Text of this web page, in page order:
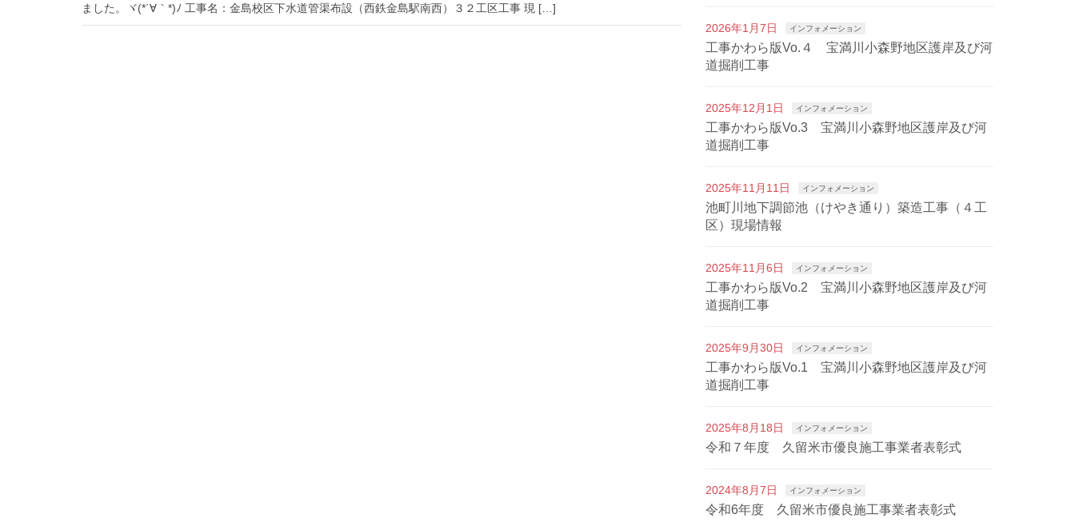
ました。ヾ(*´∀｀*)ﾉ 工事名：金島校区下水道管渠布設（西鉄金島駅南西）３２工区工事 現 […]
2026年1月7日 インフォメーション
工事かわら版Vo.４ 宝満川小森野地区護岸及び河
道掘削工事
2025年12月1日 インフォメーション
工事かわら版Vo.3 宝満川小森野地区護岸及び河
道掘削工事
2025年11月11日 インフォメーション
池町川地下調節池（けやき通り）築造工事（４工
区）現場情報
2025年11月6日 インフォメーション
工事かわら版Vo.2 宝満川小森野地区護岸及び河
道掘削工事
2025年9月30日 インフォメーション
工事かわら版Vo.1 宝満川小森野地区護岸及び河
道掘削工事
2025年8月18日 インフォメーション
令和７年度 久留米市優良施工事業者表彰式
2024年8月7日 インフォメーション
令和6年度 久留米市優良施工事業者表彰式